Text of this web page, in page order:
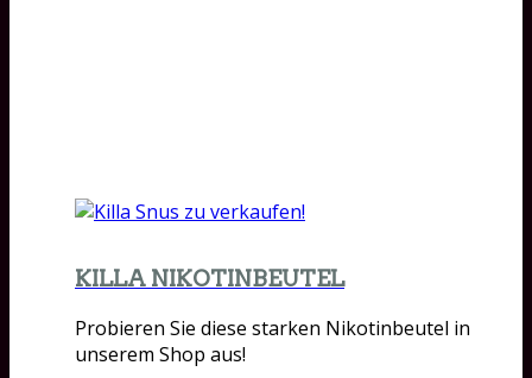
KILLA NIKOTINBEUTEL
Probieren Sie diese starken Nikotinbeutel in
unserem Shop aus!